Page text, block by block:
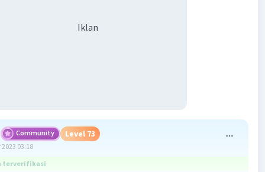
Iklan
Community Level 73
03:18
terverifikasi